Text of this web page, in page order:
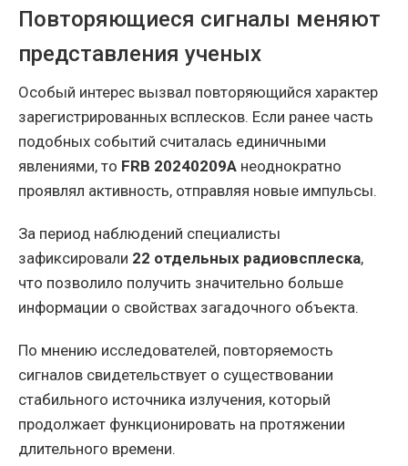
Повторяющиеся сигналы меняют
представления ученых
Особый интерес вызвал повторяющийся характер
зарегистрированных всплесков. Если ранее часть
подобных событий считалась единичными
явлениями, то FRB 20240209A неоднократно
проявлял активность, отправляя новые импульсы.
За период наблюдений специалисты
зафиксировали 22 отдельных радиовсплеска,
что позволило получить значительно больше
информации о свойствах загадочного объекта.
По мнению исследователей, повторяемость
сигналов свидетельствует о существовании
стабильного источника излучения, который
продолжает функционировать на протяжении
длительного времени.